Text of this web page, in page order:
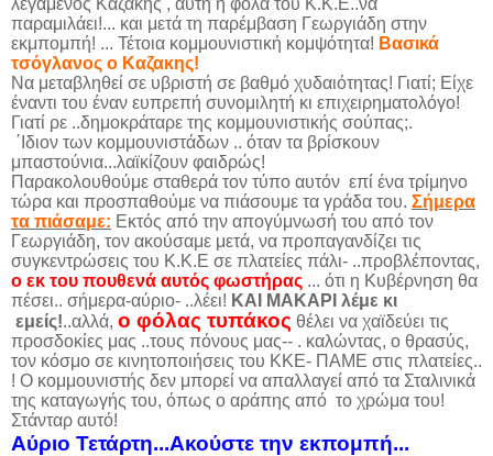
παραμιλάει!... και μετά τη παρέμβαση Γεωργιάδη στην
εκμπομπή! ... Τέτοια κομμουνιστική κομψότητα! Βασικά
τσόγλανος ο Καζακης!
Να μεταβληθεί σε υβριστή σε βαθμό χυδαιότητας! Γιατί; Είχε
έναντι του έναν ευπρεπή συνομιλητή κι επιχειρηματολόγο!
Γιατί ρε ..δημοκράταρε της κομμουνιστικής σούπας;.
΄Ιδιον των κομμουνιστάδων .. όταν τα βρίσκουν
μπαστούνια...λαϊκίζουν φαιδρώς!
Παρακολουθούμε σταθερά τον τύπο αυτόν επί ένα τρίμηνο
τώρα και προσπαθούμε να πιάσουμε τα γράδα του. Σήμερα
τα πιάσαμε: Εκτός από την απογύμνωσή του από τον
Γεωργιάδη, τον ακούσαμε μετά, να προπαγανδίζει τις
συγκεντρώσεις του Κ.Κ.Ε σε πλατείες πάλι- ..προβλέποντας,
ο εκ του πουθενά αυτός φωστήρας ... ότι η Κυβέρνηση θα
πέσει.. σήμερα-αύριο- ..λέει! ΚΑΙ ΜΑΚΑΡΙ λέμε κι
εμείς!..αλλά, ο φόλας τυπάκος θέλει να χαϊδεύει τις
προσδοκίες μας ..τους πόνους μας-- . καλώντας, ο θρασύς,
τον κόσμο σε κινητοποιήσεις του ΚΚΕ- ΠΑΜΕ στις πλατείες..
! Ο κομμουνιστής δεν μπορεί να απαλλαγεί από τα Σταλινικά
της καταγωγής του, όπως ο αράπης από το χρώμα του!
Στάνταρ αυτό!
Αύριο Τετάρτη...Ακούστε την εκπομπή...